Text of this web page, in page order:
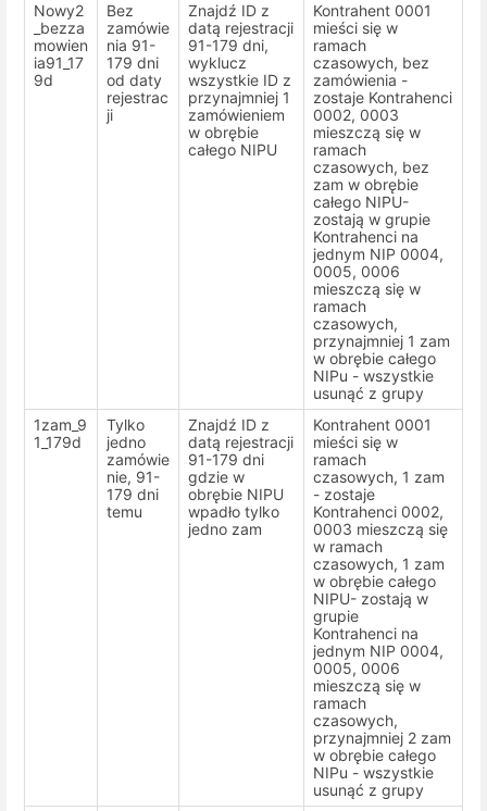
Nowy2
_bezza
mowien
ia91_17
9d
Bez
zamówie
nia 91-
179 dni
od daty
rejestrac
ji
Znajdź ID z
datą rejestracji
91-179 dni,
wyklucz
wszystkie ID z
przynajmniej 1
zamówieniem
w obrębie
całego NIPU
Kontrahent 0001
mieści się w
ramach
czasowych, bez
zamówienia -
zostaje Kontrahenci
0002, 0003
mieszczą się w
ramach
czasowych, bez
zam w obrębie
całego NIPU-
zostają w grupie
Kontrahenci na
jednym NIP 0004,
0005, 0006
mieszczą się w
ramach
czasowych,
przynajmniej 1 zam
w obrębie całego
NIPu - wszystkie
usunąć z grupy
1zam_9
1_179d
Tylko
jedno
zamówie
nie, 91-
179 dni
temu
Znajdź ID z
datą rejestracji
91-179 dni
gdzie w
obrębie NIPU
wpadło tylko
jedno zam
Kontrahent 0001
mieści się w
ramach
czasowych, 1 zam
- zostaje
Kontrahenci 0002,
0003 mieszczą się
w ramach
czasowych, 1 zam
w obrębie całego
NIPU- zostają w
grupie
Kontrahenci na
jednym NIP 0004,
0005, 0006
mieszczą się w
ramach
czasowych,
przynajmniej 2 zam
w obrębie całego
NIPu - wszystkie
usunąć z grupy